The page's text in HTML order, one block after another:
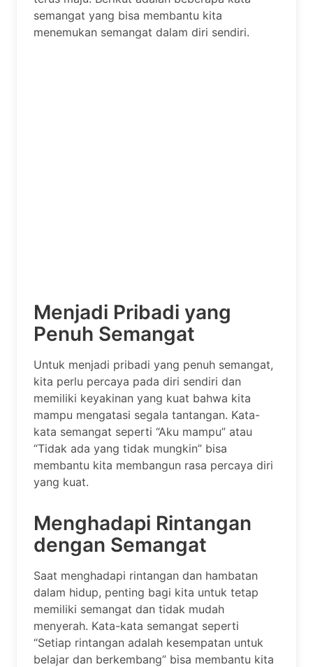
semangat yang bisa membantu kita
menemukan semangat dalam diri sendiri.
Menjadi Pribadi yang
Penuh Semangat
Untuk menjadi pribadi yang penuh semangat,
kita perlu percaya pada diri sendiri dan
memiliki keyakinan yang kuat bahwa kita
mampu mengatasi segala tantangan. Kata-
kata semangat seperti “Aku mampu” atau
“Tidak ada yang tidak mungkin” bisa
membantu kita membangun rasa percaya diri
yang kuat.
Menghadapi Rintangan
dengan Semangat
Saat menghadapi rintangan dan hambatan
dalam hidup, penting bagi kita untuk tetap
memiliki semangat dan tidak mudah
menyerah. Kata-kata semangat seperti
“Setiap rintangan adalah kesempatan untuk
belajar dan berkembang” bisa membantu kita